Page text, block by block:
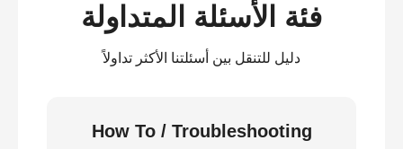
فئة الأسئلة المتداولة
دليل للتنقل بين أسئلتنا الأكثر تداولاً
How To / Troubleshooting